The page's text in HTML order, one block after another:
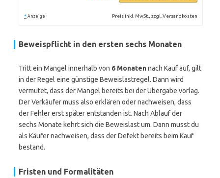
* Anzeige Preis inkl. MwSt., zzgl. Versandkosten
Beweispflicht in den ersten sechs Monaten
Tritt ein Mangel innerhalb von 6 Monatennach Kauf auf, gilt
in der Regel eine günstige Beweislastregel. Dann wird
vermutet, dass der Mangel bereits bei der Übergabe vorlag.
Der Verkäufer muss also erklären oder nachweisen, dass
der Fehler erst später entstanden ist. Nach Ablauf der
sechs Monate kehrt sich die Beweislast um. Dann musst du
als Käufer nachweisen, dass der Defekt bereits beim Kauf
bestand.
Fristen und Formalitäten